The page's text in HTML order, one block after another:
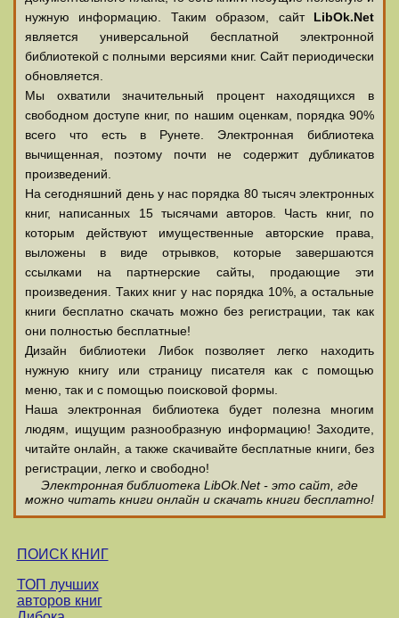
нужную информацию. Таким образом, сайт LibOk.Net
является универсальной бесплатной электронной
библиотекой с полными версиями книг. Сайт периодически
обновляется.
Мы охватили значительный процент находящихся в
свободном доступе книг, по нашим оценкам, порядка 90%
всего что есть в Рунете. Электронная библиотека
вычищенная, поэтому почти не содержит дубликатов
произведений.
На сегодняшний день у нас порядка 80 тысяч электронных
книг, написанных 15 тысячами авторов. Часть книг, по
которым действуют имущественные авторские права,
выложены в виде отрывков, которые завершаются
ссылками на партнерские сайты, продающие эти
произведения. Таких книг у нас порядка 10%, а остальные
книги бесплатно скачать можно без регистрации, так как
они полностью бесплатные!
Дизайн библиотеки Либок позволяет легко находить
нужную книгу или страницу писателя как с помощью
меню, так и с помощью поисковой формы.
Наша электронная библиотека будет полезна многим
людям, ищущим разнообразную информацию! Заходите,
читайте онлайн, а также скачивайте бесплатные книги, без
регистрации, легко и свободно!
Электронная библиотека LibOk.Net - это сайт, где
можно читать книги онлайн и скачать книги бесплатно!
ПОИСК КНИГ
ТОП лучших
авторов книг